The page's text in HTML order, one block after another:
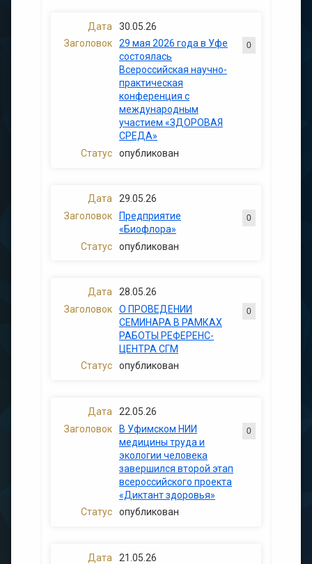
30.05.26
29 мая 2026 года в Уфе
состоялась
Всероссийская научно-
практическая
конференция с
международным
участием «ЗДОРОВАЯ
СРЕДА»
0
опубликован
29.05.26
Предприятие
«Биофлора»
0
опубликован
28.05.26
О ПРОВЕДЕНИИ
СЕМИНАРА В РАМКАХ
РАБОТЫ РЕФЕРЕНС-
ЦЕНТРА СГМ
0
опубликован
22.05.26
В Уфимском НИИ
медицины труда и
экологии человека
завершился второй этап
всероссийского проекта
«Диктант здоровья»
0
опубликован
21.05.26